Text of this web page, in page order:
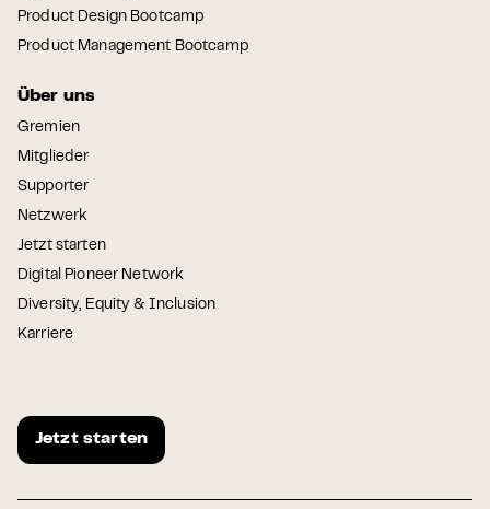
Product Design Bootcamp
Product Management Bootcamp
Über uns
Gremien
Mitglieder
Supporter
Netzwerk
Jetzt starten
Digital Pioneer Network
Diversity, Equity & Inclusion
Karriere
Jetzt starten